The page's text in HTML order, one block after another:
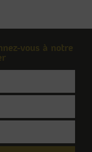
vous à notre